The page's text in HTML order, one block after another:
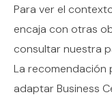
Para ver el
encaja con otras
consultar nuestra
La recomendación
adaptar Business